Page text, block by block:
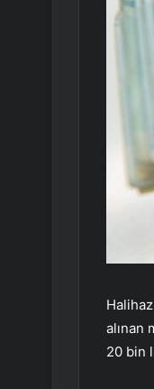
alınan
20 bin